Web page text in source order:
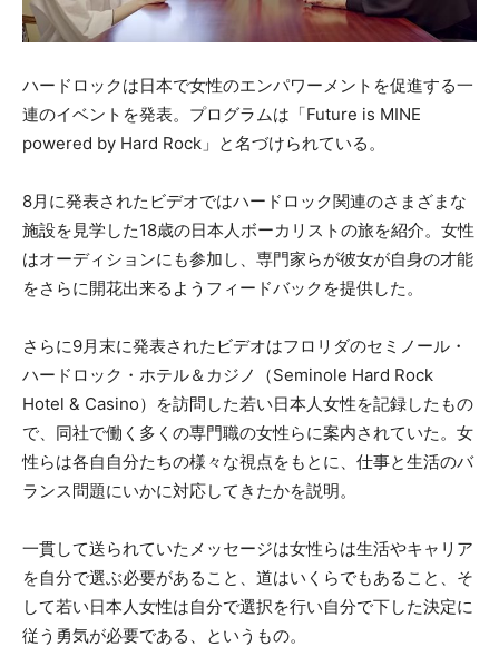
ハードロックは日本で女性のエンパワーメントを促進する一
連のイベントを発表。プログラムは「Future is MINE
powered by Hard Rock」と名づけられている。
8月に発表されたビデオではハードロック関連のさまざまな
施設を見学した18歳の日本人ボーカリストの旅を紹介。女性
はオーディションにも参加し、専門家らが彼女が自身の才能
をさらに開花出来るようフィードバックを提供した。
さらに9月末に発表されたビデオはフロリダのセミノール・
ハードロック・ホテル＆カジノ（Seminole Hard Rock
Hotel & Casino）を訪問した若い日本人女性を記録したもの
で、同社で働く多くの専門職の女性らに案内されていた。女
性らは各自自分たちの様々な視点をもとに、仕事と生活のバ
ランス問題にいかに対応してきたかを説明。
一貫して送られていたメッセージは女性らは生活やキャリア
を自分で選ぶ必要があること、道はいくらでもあること、そ
して若い日本人女性は自分で選択を行い自分で下した決定に
従う勇気が必要である、というもの。